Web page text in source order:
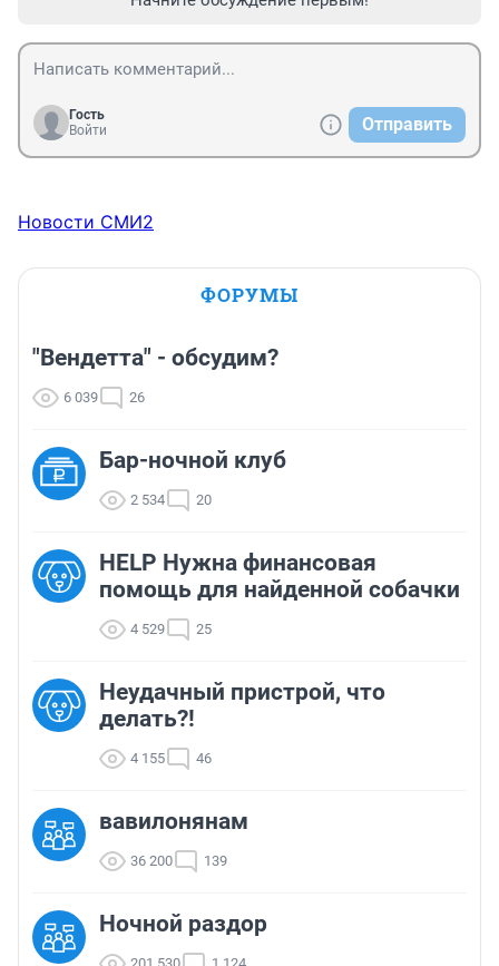
Гость
Войти
Отправить
Новости СМИ2
ФОРУМЫ
"Вендетта" - обсудим?
6 039 26
Бар-ночной клуб
2 534 20
HELP Нужна финансовая
помощь для найденной собачки
4 529 25
Неудачный пристрой, что
делать?!
4 155 46
вавилонянам
36 200 139
Ночной раздор